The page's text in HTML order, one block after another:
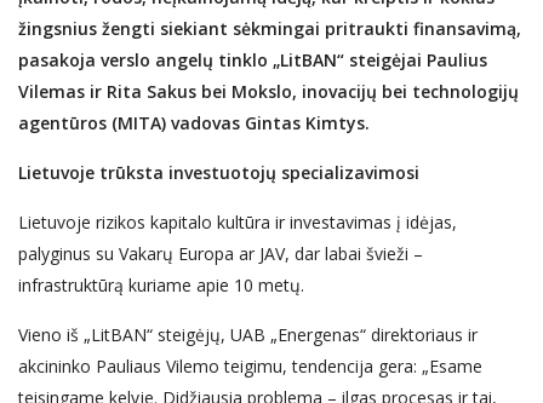
žingsnius žengti siekiant sėkmingai pritraukti finansavimą,
pasakoja verslo angelų tinklo „LitBAN“ steigėjai Paulius
Vilemas ir Rita Sakus bei Mokslo, inovacijų bei technologijų
agentūros (MITA) vadovas Gintas Kimtys.
Lietuvoje trūksta investuotojų specializavimosi
Lietuvoje rizikos kapitalo kultūra ir investavimas į idėjas,
palyginus su Vakarų Europa ar JAV, dar labai švieži –
infrastruktūrą kuriame apie 10 metų.
Vieno iš „LitBAN“ steigėjų, UAB „Energenas“ direktoriaus ir
akcininko Pauliaus Vilemo teigimu, tendencija gera: „Esame
teisingame kelyje. Didžiausia problema – ilgas procesas ir tai,